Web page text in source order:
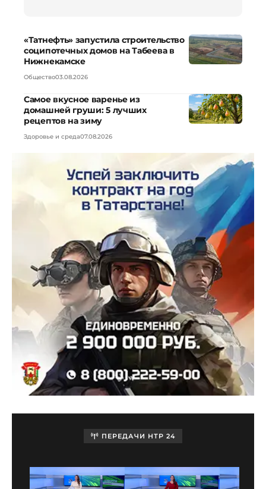
«Татнефть» запустила строительство
соципотечных домов на Табеева в
Нижнекамске
Общество03.08.2026
Самое вкусное варенье из
домашней груши: 5 лучших
рецептов на зиму
Здоровье и среда07.08.2026
ПЕРЕДАЧИ НТР 24